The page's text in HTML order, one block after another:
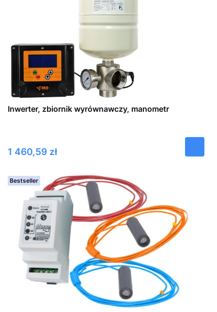
Inwerter, zbiornik wyrównawczy, manometr
Cena
1 460,59 zł
Bestseller